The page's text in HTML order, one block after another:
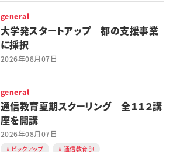
general
大学発スタートアップ 都の支援事業
に採択
2026年08月07日
general
通信教育夏期スクーリング 全１１２講
座を開講
2026年08月07日
ピックアップ 通信教育部